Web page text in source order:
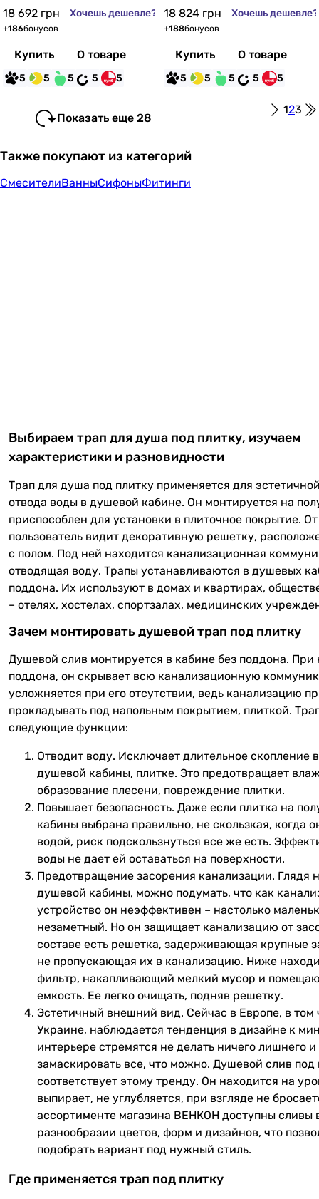
18 692 грн Хочешь дешевле?
+186бонусов
Купить О товаре
5 5 5 5 5
18 824 грн Хочешь дешевле?
+188бонусов
Купить О товаре
5 5 5 5 5
Показать еще 28
123
Также покупают из категорий
СмесителиВанныСифоныФитинги
Выбираем трап для душа под плитку, изучаем
характеристики и разновидности
Трап для душа под плитку применяется для
отвода воды в душевой кабине. Он монтируется на
приспособлен для установки в плиточное покрытие.
пользователь видит декоративную решетку,
с полом. Под ней находится канализационная
отводящая воду. Трапы устанавливаются в душевых
поддона. Их используют в домах и квартирах,
– отелях, хостелах, спортзалах, медицинских
Зачем монтировать душевой трап под плитку
Душевой слив монтируется в кабине без поддона. При
поддона, он скрывает всю канализационную
усложняется при его отсутствии, ведь канализацию
прокладывать под напольным покрытием, плиткой.
следующие функции:
Отводит воду. Исключает длительное скопление
душевой кабины, плитке. Это предотвращает
образование плесени, повреждение плитки.
Повышает безопасность. Даже если плитка на
кабины выбрана правильно, не скользкая, когда
водой, риск подскользнуться все же есть.
воды не дает ей оставаться на поверхности.
Предотвращение засорения канализации. Глядя
душевой кабины, можно подумать, что как
устройство он неэффективен – настолько
незаметный. Но он защищает канализацию от
составе есть решетка, задерживающая крупные
не пропускающая их в канализацию. Ниже
фильтр, накапливающий мелкий мусор и
емкость. Ее легко очищать, подняв решетку.
Эстетичный внешний вид. Сейчас в Европе, в том
Украине, наблюдается тенденция в дизайне к
интерьере стремятся не делать ничего лишнего и
замаскировать все, что можно. Душевой слив под
соответствует этому тренду. Он находится на
выпирает, не углубляется, при взгляде не
ассортименте магазина ВЕНКОН доступны сливы
разнообразии цветов, форм и дизайнов, что
подобрать вариант под нужный стиль.
Где применяется трап под плитку